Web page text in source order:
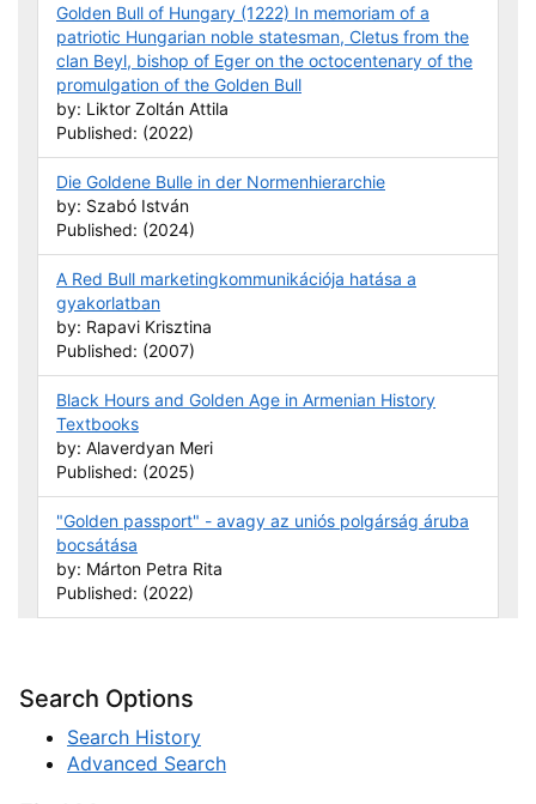
Golden Bull of Hungary (1222) In memoriam of a
patriotic Hungarian noble statesman, Cletus from the
clan Beyl, bishop of Eger on the octocentenary of the
promulgation of the Golden Bull
by: Liktor Zoltán Attila
Published: (2022)
Die Goldene Bulle in der Normenhierarchie
by: Szabó István
Published: (2024)
A Red Bull marketingkommunikációja hatása a
gyakorlatban
by: Rapavi Krisztina
Published: (2007)
Black Hours and Golden Age in Armenian History
Textbooks
by: Alaverdyan Meri
Published: (2025)
"Golden passport" - avagy az uniós polgárság áruba
bocsátása
by: Márton Petra Rita
Published: (2022)
Search Options
Search History
Advanced Search